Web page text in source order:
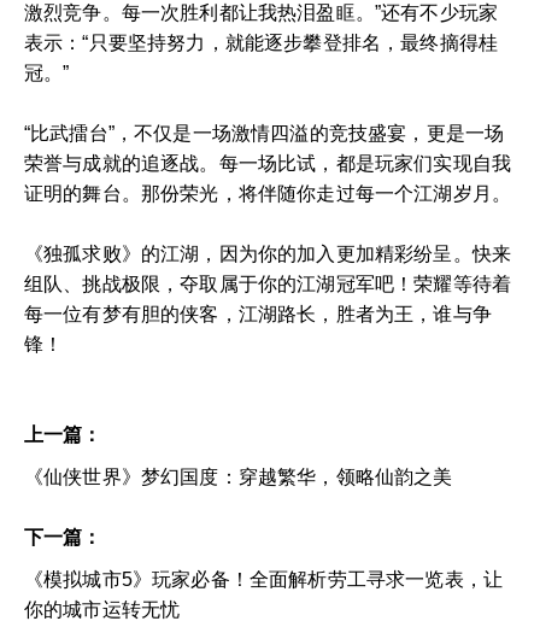
激烈竞争。每一次胜利都让我热泪盈眶。”还有不少玩家
表示：“只要坚持努力，就能逐步攀登排名，最终摘得桂
冠。”
“比武擂台”，不仅是一场激情四溢的竞技盛宴，更是一场
荣誉与成就的追逐战。每一场比试，都是玩家们实现自我
证明的舞台。那份荣光，将伴随你走过每一个江湖岁月。
《独孤求败》的江湖，因为你的加入更加精彩纷呈。快来
组队、挑战极限，夺取属于你的江湖冠军吧！荣耀等待着
每一位有梦有胆的侠客，江湖路长，胜者为王，谁与争
锋！
上一篇：
《仙侠世界》梦幻国度：穿越繁华，领略仙韵之美
下一篇：
《模拟城市5》玩家必备！全面解析劳工寻求一览表，让
你的城市运转无忧